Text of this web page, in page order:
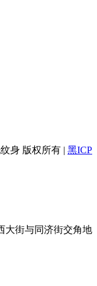
身 版权所有 | 黑ICP
大街与同济街交角地